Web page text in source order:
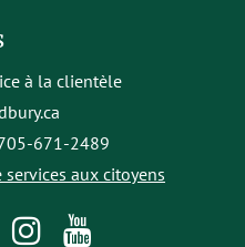
à la clientèle
671-2489
services aux citoyens
FollowFollow